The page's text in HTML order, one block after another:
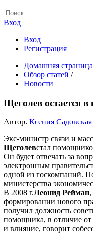
Вход
Вход
Регистрация
Домашняя страница
Обзор статей /
Новости
Щеголев остается
Автор: Ксения Садовская
Экс-министр связи и
Щеголевстал
Он будет отвечать за
электронным
одной из госкомпаний.
министерства
В 2008 г.Леонид Рейман,
формировании нового
получил должность
помощника, в отличие от
и влияние, говорит